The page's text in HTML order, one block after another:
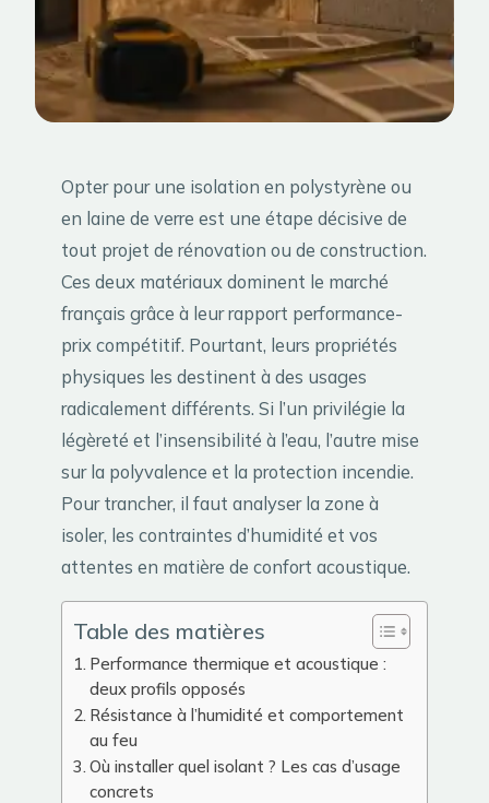
Opter pour une isolation en polystyrène ou
en laine de verre est une étape décisive de
tout projet de rénovation ou de construction.
Ces deux matériaux dominent le marché
français grâce à leur rapport performance-
prix compétitif. Pourtant, leurs propriétés
physiques les destinent à des usages
radicalement différents. Si l’un privilégie la
légèreté et l’insensibilité à l’eau, l’autre mise
sur la polyvalence et la protection incendie.
Pour trancher, il faut analyser la zone à
isoler, les contraintes d’humidité et vos
attentes en matière de confort acoustique.
Table des matières
Performance thermique et acoustique :
deux profils opposés
Résistance à l’humidité et comportement
au feu
Où installer quel isolant ? Les cas d’usage
concrets